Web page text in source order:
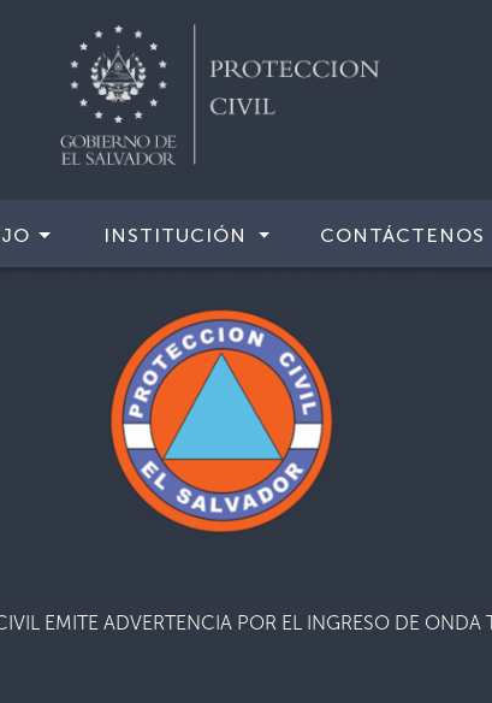
INSTITUCIÓN CONTÁCTENOS
EMITE ADVERTENCIA POR EL INGRESO DE ONDA